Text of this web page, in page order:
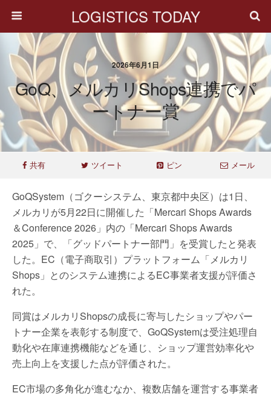
LOGISTICS TODAY
2026年6月1日
GoQ、メルカリShops連携でパ
ートナー賞
共有 ツイート ピン メール
GoQSystem（ゴクーシステム、東京都中央区）は1日、
メルカリが5月22日に開催した「Mercari Shops Awards
＆Conference 2026」内の「Mercari Shops Awards
2025」で、「グッドパートナー部門」を受賞したと発表
した。EC（電子商取引）プラットフォーム「メルカリ
Shops」とのシステム連携によるEC事業者支援が評価さ
れた。
同賞はメルカリShopsの成長に寄与したショップやパー
トナー企業を表彰する制度で、GoQSystemは受注処理自
動化や在庫連携機能などを通じ、ショップ運営効率化や
売上向上を支援した点が評価された。
EC市場の多角化が進むなか、複数店舗を運営する事業者